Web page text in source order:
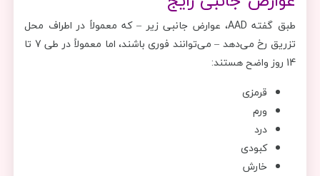
طبق گفته AAD، عوارض جانبی زیر – که معمولاً در اطراف محل
تزریق رخ می‌دهد – می‌توانند فوری باشند، اما معمولاً در طی 7 تا
14 روز واضح هستند:
قرمزی
ورم
درد
کبودی
خارش